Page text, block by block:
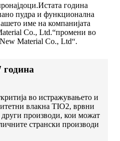
година
пудра и функционална
име на компанијата
Co., Ltd.“промени во
Material Co., Ltd“.
година
во истражувањето и
влакна TIO2, врвни
производи, кои можат
странски производи